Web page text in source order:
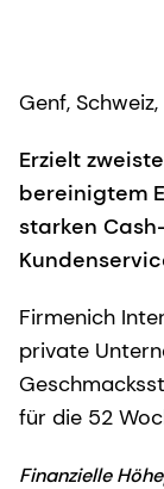
Genf,
Erzielt
bereinigtem
starken
Firmenich
private
für die 52
Finanzielle